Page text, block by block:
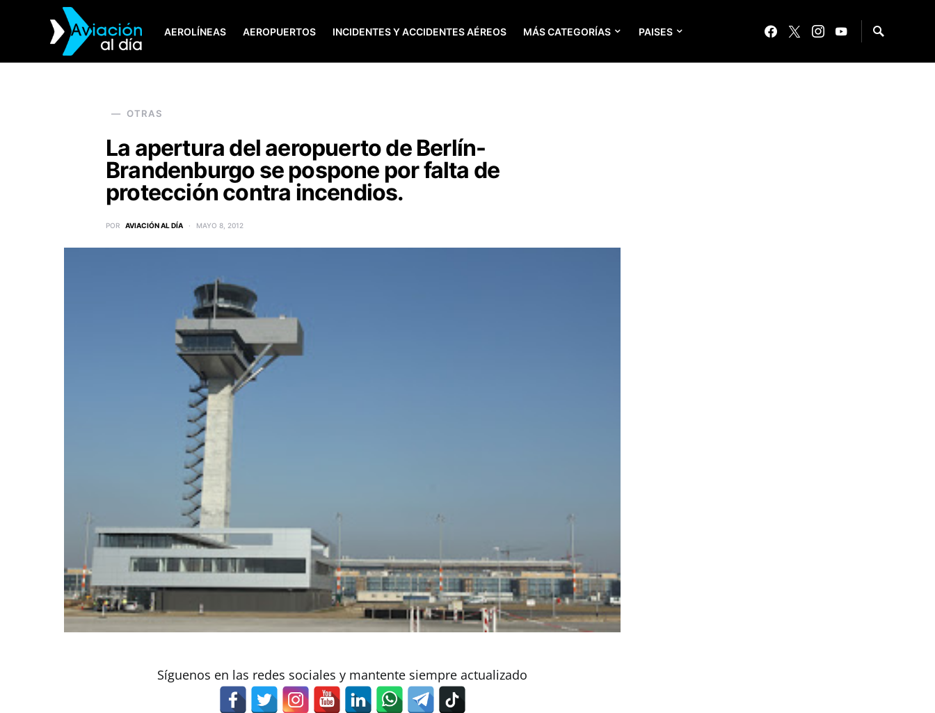
AEROLÍNEAS AEROPUERTOS INCIDENTES Y ACCIDENTES AÉREOS MÁS CATEGORÍAS PAISES
SEARCH FOR:
OTRAS
La apertura del aeropuerto de Berlín-
Brandenburgo se pospone por falta de
protección contra incendios.
POR AVIACIÓN AL DÍA MAYO 8, 2012
Síguenos en las redes sociales y mantente siempre actualizado